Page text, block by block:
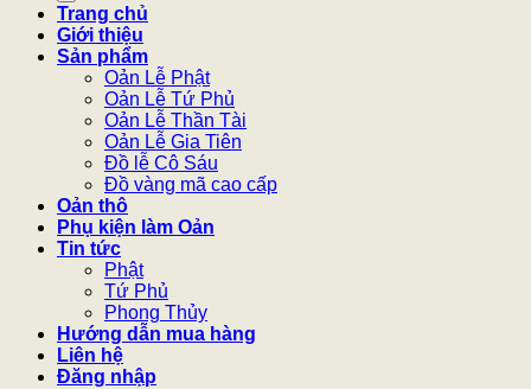
Trang chủ
Giới thiệu
Sản phẩm
Oản Lễ Phật
Oản Lễ Tứ Phủ
Oản Lễ Thần Tài
Oản Lễ Gia Tiên
Đồ lễ Cô Sáu
Đồ vàng mã cao cấp
Oản thô
Phụ kiện làm Oản
Tin tức
Phật
Tứ Phủ
Phong Thủy
Hướng dẫn mua hàng
Liên hệ
Đăng nhập